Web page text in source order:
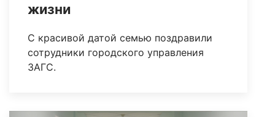
жизни
С красивой датой семью поздравили
сотрудники городского управления
ЗАГС.